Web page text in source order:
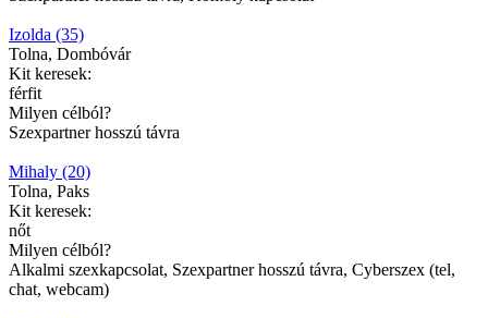
Izolda (35)
Tolna, Dombóvár
Kit keresek:
férfit
Milyen célból?
Szexpartner hosszú távra
Mihaly (20)
Tolna, Paks
Kit keresek:
nőt
Milyen célból?
Alkalmi szexkapcsolat, Szexpartner hosszú távra, Cyberszex (tel,
chat, webcam)